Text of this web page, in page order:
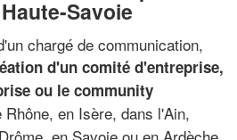
Savoie
chargé de communication,
d'un comité d'entreprise,
ou le community
Rhône, en Isère, dans l'Ain,